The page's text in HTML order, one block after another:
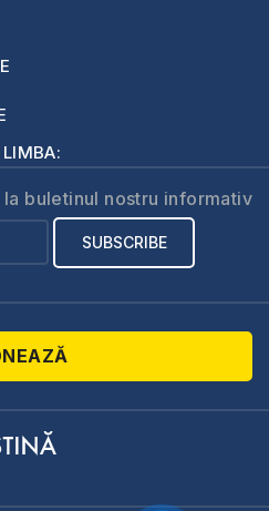
buletinul nostru informativ